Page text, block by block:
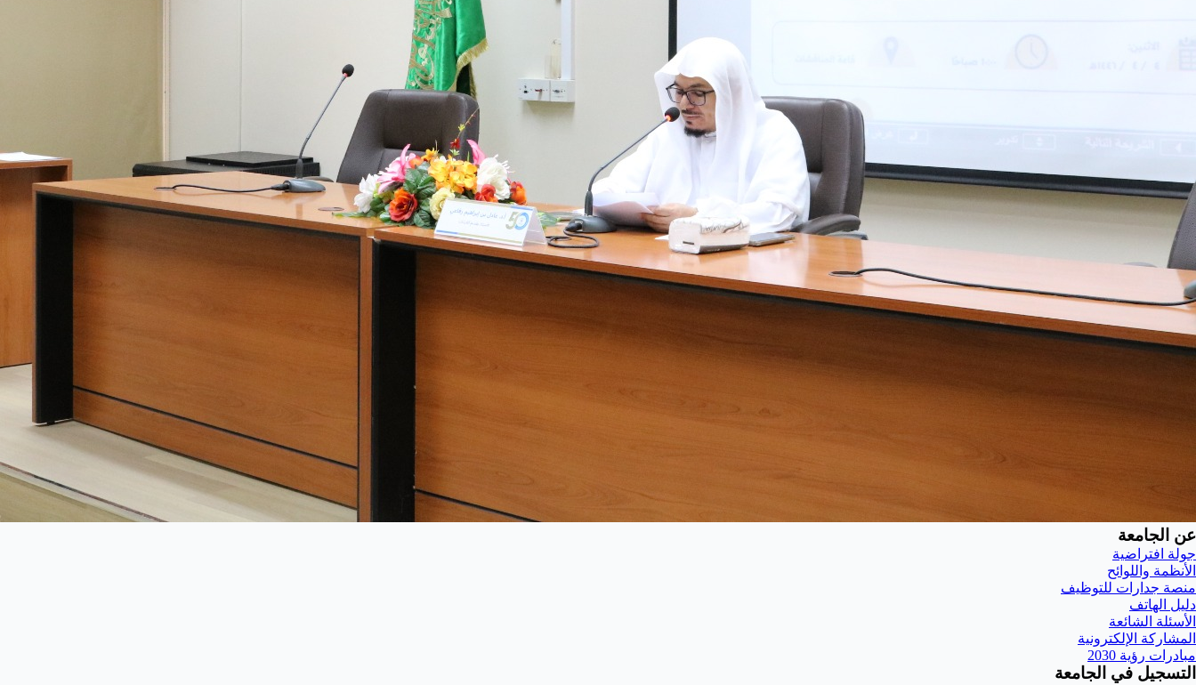
عن الجامعة
جولة افتراضية
الأنظمة واللوائح
منصة جدارات للتوظيف
دليل الهاتف
الأسئلة الشائعة
المشاركة الإلكترونية
مبادرات رؤية 2030
التسجيل في الجامعة